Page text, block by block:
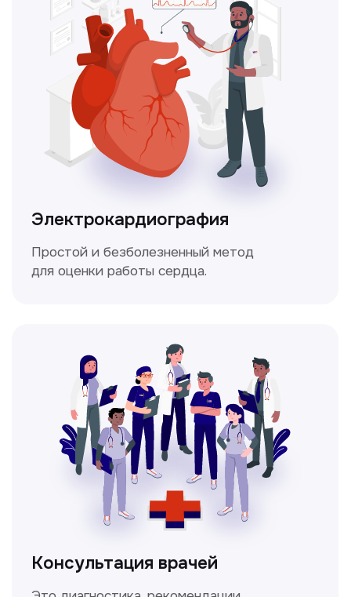
Мультиспиральная
компьютерная томография
Высокоточный метод диагностики,
позволяющий получить детальные
изображения внутренних органов и тканей.
Чекапы
это комплексное обследование,
которое помогает оценить общее
состояние здоровья.